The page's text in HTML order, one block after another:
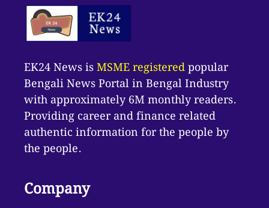
EK24 News isMSME registeredpopular
Bengali News Portal in Bengal Industry
with approximately 6M monthly readers.
Providing career and finance related
authentic information for the people by
the people.
Company